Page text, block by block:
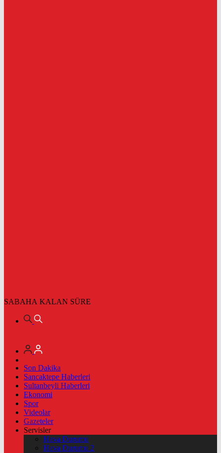
SABAHA KALAN SÜRE
Son Dakika
Sancaktepe Haberleri
Sultanbeyli Haberleri
Ekonomi
Spor
Videolar
Gazeteler
Servisler
Hava Durumu
Hava Durumu 2